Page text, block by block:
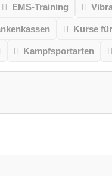
EMS-Training
Kurse
Kampfsportarten